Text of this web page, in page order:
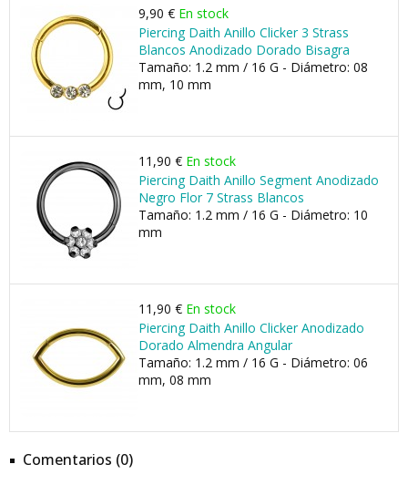
9,90 € En stock
Piercing Daith Anillo Clicker 3 Strass
Blancos Anodizado Dorado Bisagra
Tamaño: 1.2 mm / 16 G - Diámetro: 08
mm, 10 mm
11,90 € En stock
Piercing Daith Anillo Segment Anodizado
Negro Flor 7 Strass Blancos
Tamaño: 1.2 mm / 16 G - Diámetro: 10
mm
11,90 € En stock
Piercing Daith Anillo Clicker Anodizado
Dorado Almendra Angular
Tamaño: 1.2 mm / 16 G - Diámetro: 06
mm, 08 mm
Comentarios (0)